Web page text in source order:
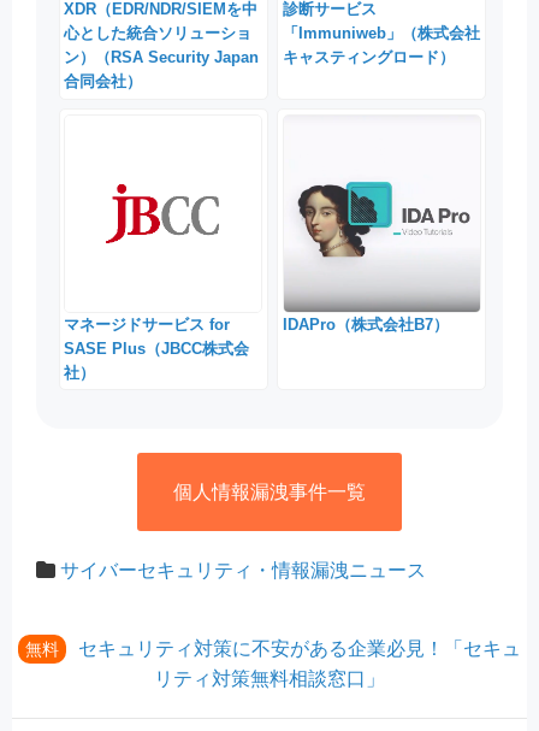
XDR（EDR/NDR/SIEMを中
心とした統合ソリューショ
ン）（RSA Security Japan
合同会社）
診断サービス
「Immuniweb」（株式会社
キャスティングロード）
マネージドサービス for
SASE Plus（JBCC株式会
社）
IDAPro（株式会社B7）
個人情報漏洩事件一覧
サイバーセキュリティ・情報漏洩ニュース
無料
セキュリティ対策に不安がある企業必見！「セキュ
リティ対策無料相談窓口」